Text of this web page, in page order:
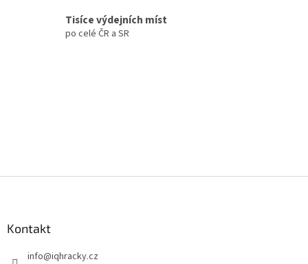
p
i
Tisíce výdejních míst
po celé ČR a SR
Kontakt
info@iqhracky.cz